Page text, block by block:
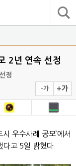
2년 연속 선정
정
-가 +가
우수사례 공모’에서
다고 5일 밝혔다.